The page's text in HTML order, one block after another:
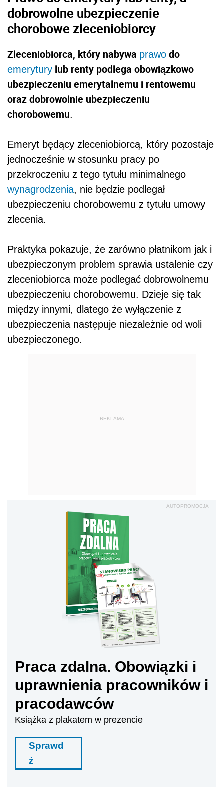
dobrowolne ubezpieczenie
chorobowe zleceniobiorcy
Zleceniobiorca, który nabywa prawo do
emerytury lub renty podlega obowiązkowo
ubezpieczeniu emerytalnemu i rentowemu
oraz dobrowolnie ubezpieczeniu
chorobowemu.
Emeryt będący zleceniobiorcą, który pozostaje
jednocześnie w stosunku pracy po
przekroczeniu z tego tytułu minimalnego
wynagrodzenia, nie będzie podlegał
ubezpieczeniu chorobowemu z tytułu umowy
zlecenia.
Praktyka pokazuje, że zarówno płatnikom jak i
ubezpieczonym problem sprawia ustalenie czy
zleceniobiorca może podlegać dobrowolnemu
ubezpieczeniu chorobowemu. Dzieje się tak
między innymi, dlatego że wyłączenie z
ubezpieczenia następuje niezależnie od woli
ubezpieczonego.
REKLAMA
AUTOPROMOCJA
Praca zdalna. Obowiązki i
uprawnienia pracowników i
pracodawców
Książka z plakatem w prezencie
Sprawd
ź